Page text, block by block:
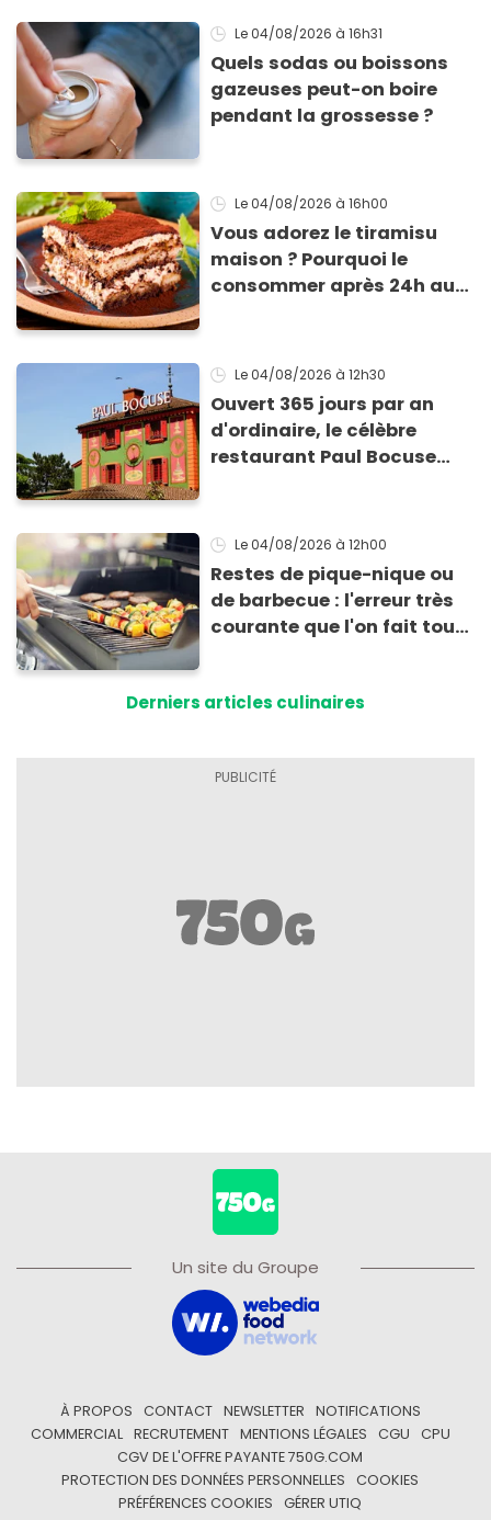
Le 04/08/2026 à 16h31
Quels sodas ou boissons
gazeuses peut-on boire
pendant la grossesse ?
Le 04/08/2026 à 16h00
Vous adorez le tiramisu
maison ? Pourquoi le
consommer après 24h au
Le 04/08/2026 à 12h30
Ouvert 365 jours par an
d'ordinaire, le célèbre
restaurant Paul Bocuse
Le 04/08/2026 à 12h00
Restes de pique-nique ou
de barbecue : l'erreur très
courante que l'on fait tous
Derniers articles culinaires
Un site du Groupe
À PROPOS CONTACT NEWSLETTER
NOTIFICATIONS
COMMERCIAL
RECRUTEMENT MENTIONS LÉGALES CGU
CPU
CGV DE L'OFFRE PAYANTE 750G.COM
PROTECTION DES DONNÉES PERSONNELLES
COOKIES
PRÉFÉRENCES COOKIES
GÉRER UTIQ